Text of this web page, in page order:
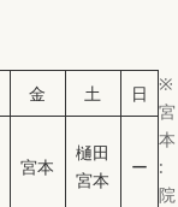
金 土 日
宮本
樋田
宮本
ー
※
宮
本
:
院